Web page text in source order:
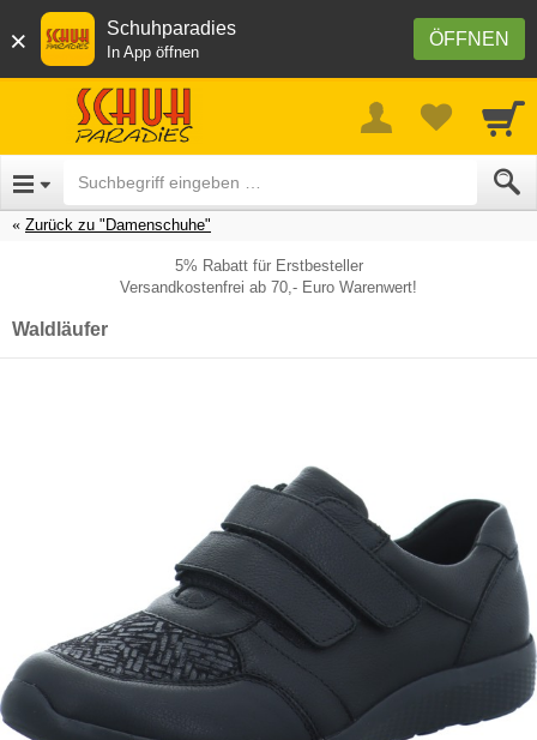
× ÖFFNEN
Schuhparadies
In App öffnen
Zurück zu "Damenschuhe"
5% Rabatt für Erstbesteller
Versandkostenfrei ab 70,- Euro Warenwert!
Waldläufer